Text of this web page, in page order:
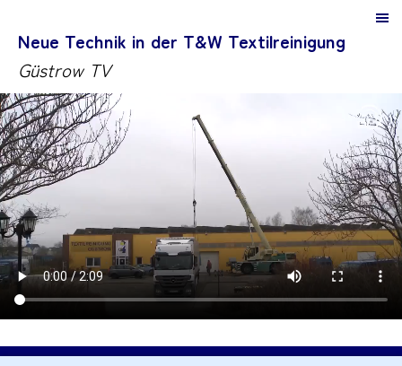
Neue Technik in der T&W Textilreinigung
Güstrow TV